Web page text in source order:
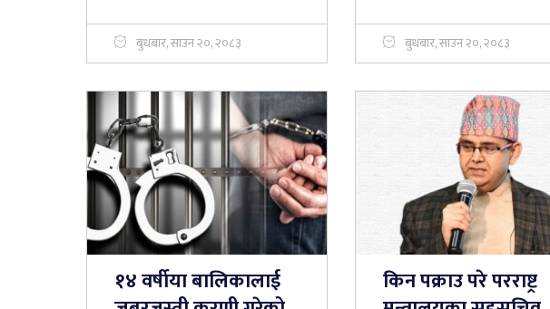
बुधबार, साउन २०, २०८३ बुधबार, साउन २०, २०८३
१४ वर्षीया बालिकालाई
किन पक्राउ परे परराष्ट्र